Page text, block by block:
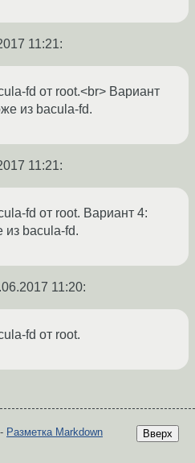
11:21:
fd от root.<br> Вариант
из bacula-fd.
11:21:
fd от root. Вариант 4:
из bacula-fd.
11:20:
fd от root.
Вверх
Разметка Markdown